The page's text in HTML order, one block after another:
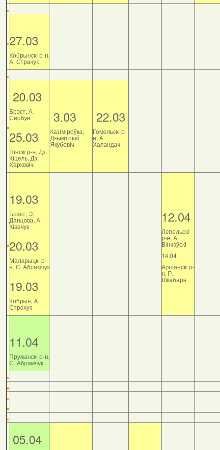
27.03
Кобрынскі р-н,
А. Страчук
20.03
Брэст, А.
Сербун
25.03
Пінскі р-н, Дз.
Кіцель, Дз.
Харковіч
3.03
Казіміроўка,
Дзьмітрый
Якубовіч
22.03
Гомельскі р-
н, А.
Халандач
19.03
Брэст, Э.
Данцова, А.
Ківачук
20.03
Маларыцкі р-
н, С. Абрамчук
19.03
Кобрын, А.
Страчук
12.04
Лепельскі
р-н, А.
Вінчэўскі
14.04
Аршанскі р-
н, Р.
Шкабара
11.04
Пружанскі р-н,
С. Абрамчук
05.04